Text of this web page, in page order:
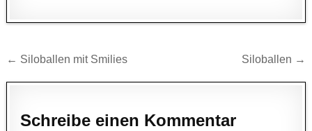
Beitragsnavigation
← Siloballen mit Smilies Siloballen →
Schreibe einen Kommentar